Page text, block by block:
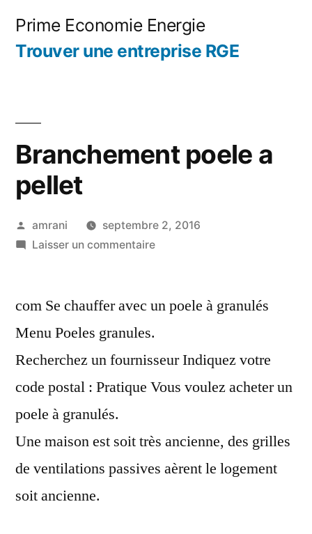
Prime Economie Energie
Trouver une entreprise RGE
Branchement poele a
pellet
Publié
par
amrani
septembre 2, 2016
Laisser un commentairesur
a
com Se chauffer avec un poele à granulés
Menu Poeles granules.
Recherchez un fournisseur Indiquez votre
code postal : Pratique Vous voulez acheter un
poele à granulés.
Une maison est soit très ancienne, des grilles
de ventilations passives aèrent le logement
soit ancienne.